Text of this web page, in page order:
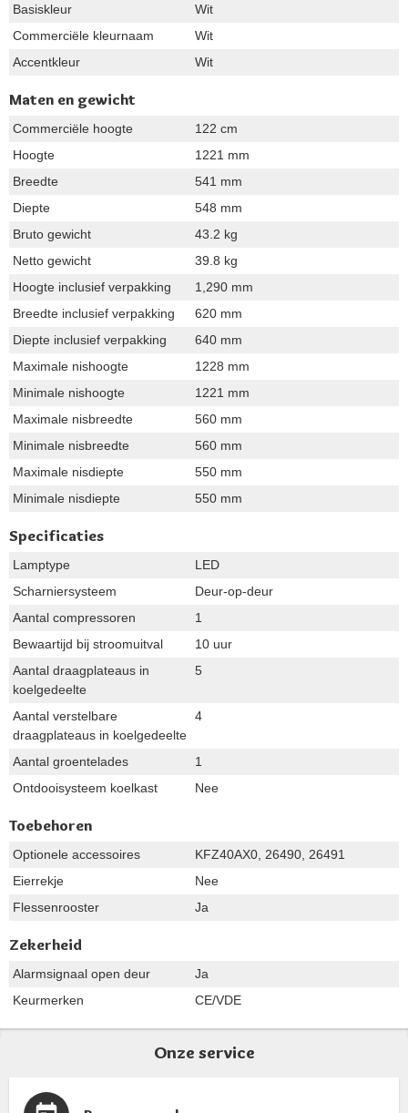
Basiskleur
Wit
Commerciële kleurnaam
Wit
Accentkleur
Wit
Maten en gewicht
Commerciële hoogte
122 cm
Hoogte
1221 mm
Breedte
541 mm
Diepte
548 mm
Bruto gewicht
43.2 kg
Netto gewicht
39.8 kg
Hoogte inclusief verpakking
1,290 mm
Breedte inclusief verpakking
620 mm
Diepte inclusief verpakking
640 mm
Maximale nishoogte
1228 mm
Minimale nishoogte
1221 mm
Maximale nisbreedte
560 mm
Minimale nisbreedte
560 mm
Maximale nisdiepte
550 mm
Minimale nisdiepte
550 mm
Specificaties
Lamptype
LED
Scharniersysteem
Deur-op-deur
Aantal compressoren
1
Bewaartijd bij stroomuitval
10 uur
Aantal draagplateaus in
koelgedeelte
5
Aantal verstelbare
draagplateaus in koelgedeelte
4
Aantal groentelades
1
Ontdooisysteem koelkast
Nee
Toebehoren
Optionele accessoires
KFZ40AX0, 26490, 26491
Eierrekje
Nee
Flessenrooster
Ja
Zekerheid
Alarmsignaal open deur
Ja
Keurmerken
CE/VDE
Onze service